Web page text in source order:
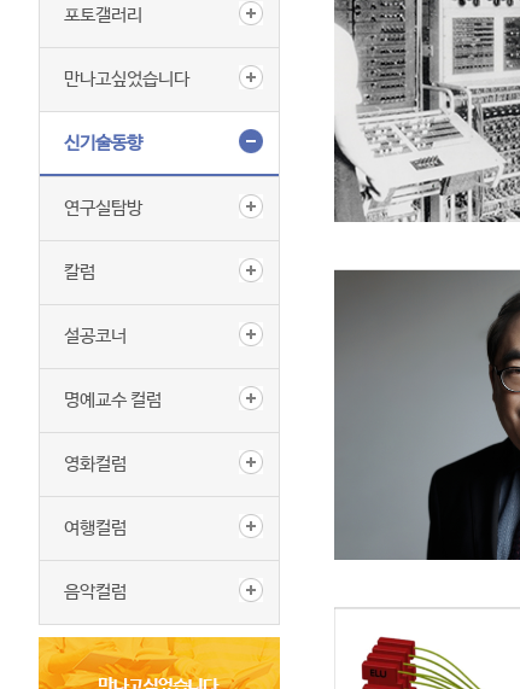
포토갤러리
만나고싶었습니다
신기술동향
연구실탐방
칼럼
설공코너
명예교수 컬럼
영화컬럼
여행컬럼
음악컬럼